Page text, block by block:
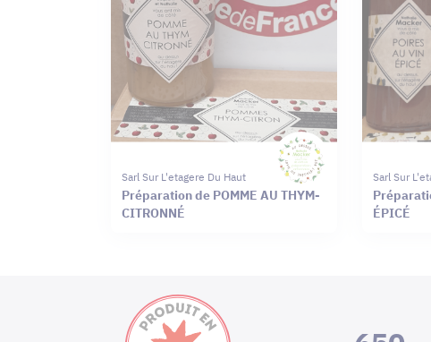
Sarl Sur L'etagere Du Haut
Préparation de POMME AU THYM-
CITRONNÉ
Sarl Sur
ÉPICÉ